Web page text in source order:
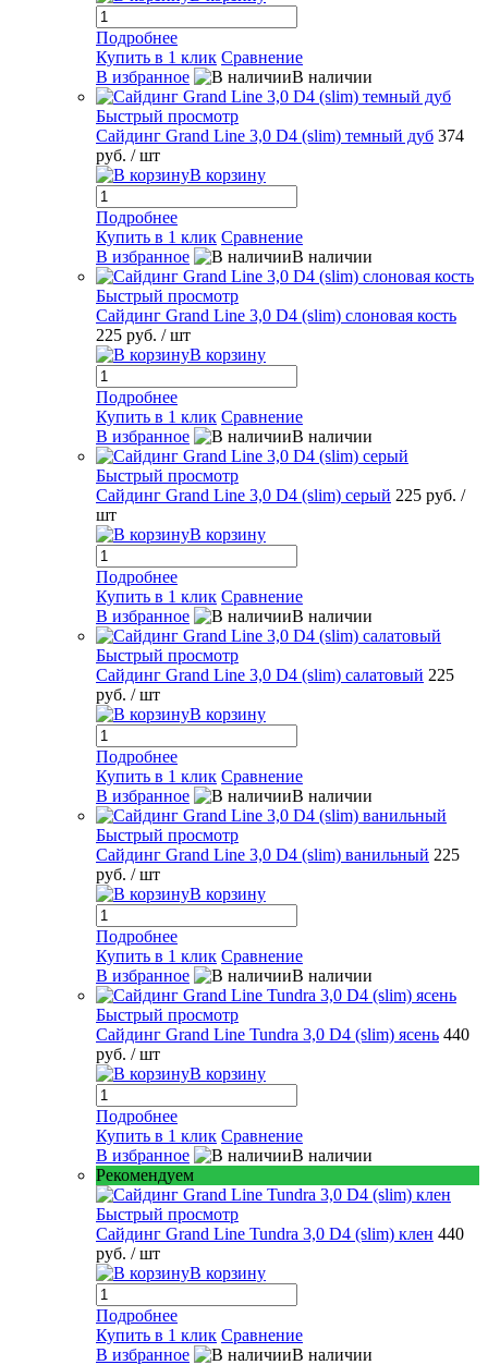
Подробнее
Купить в 1 клик Сравнение
В избранное
В наличии
Быстрый просмотр
Сайдинг Grand Line 3,0 D4 (slim) темный дуб 374
руб. / шт
В корзину
Подробнее
Купить в 1 клик Сравнение
В избранное
В наличии
Быстрый просмотр
Сайдинг Grand Line 3,0 D4 (slim) слоновая кость
225 руб. / шт
В корзину
Подробнее
Купить в 1 клик Сравнение
В избранное
В наличии
Быстрый просмотр
Сайдинг Grand Line 3,0 D4 (slim) серый 225 руб. /
шт
В корзину
Подробнее
Купить в 1 клик Сравнение
В избранное
В наличии
Быстрый просмотр
Сайдинг Grand Line 3,0 D4 (slim) салатовый 225
руб. / шт
В корзину
Подробнее
Купить в 1 клик Сравнение
В избранное
В наличии
Быстрый просмотр
Сайдинг Grand Line 3,0 D4 (slim) ванильный 225
руб. / шт
В корзину
Подробнее
Купить в 1 клик Сравнение
В избранное
В наличии
Быстрый просмотр
Сайдинг Grand Line Tundra 3,0 D4 (slim) ясень 440
руб. / шт
В корзину
Подробнее
Купить в 1 клик Сравнение
В избранное
В наличии
Рекомендуем
Быстрый просмотр
Сайдинг Grand Line Tundra 3,0 D4 (slim) клен 440
руб. / шт
В корзину
Подробнее
Купить в 1 клик Сравнение
В избранное
В наличии